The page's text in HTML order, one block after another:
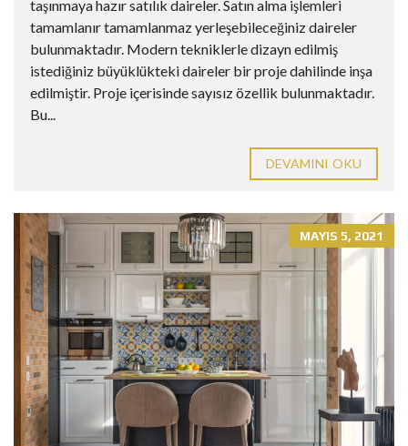
taşınmaya hazır satılık daireler. Satın alma işlemleri
tamamlanır tamamlanmaz yerleşebileceğiniz daireler
bulunmaktadır. Modern tekniklerle dizayn edilmiş
istediğiniz büyüklükteki daireler bir proje dahilinde inşa
edilmiştir. Proje içerisinde sayısız özellik bulunmaktadır.
Bu...
DEVAMINI OKU
MAYIS 5, 2021